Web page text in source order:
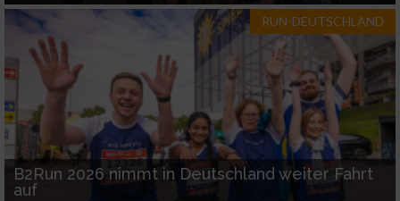
RUN-DEUTSCHLAND
B2Run 2026 nimmt in Deutschland weiter Fahrt
auf